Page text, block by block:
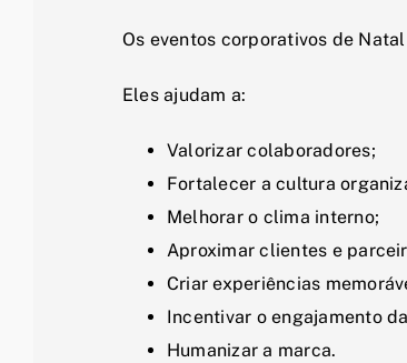
Os eventos corporativos de
Eles ajudam a:
Valorizar colaboradores;
Fortalecer a cultura
Melhorar o clima interno;
Aproximar clientes e
Criar experiências
Incentivar o engajamento
Humanizar a marca.